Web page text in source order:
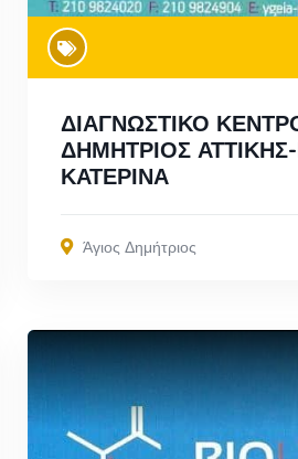
ΔΙΑΓΝΩΣΤΙΚΟ
ΔΗΜΗΤΡΙΟΣ
ΚΑΤΕΡΙΝΑ
Άγιος Δημήτριος